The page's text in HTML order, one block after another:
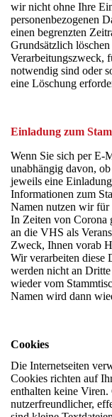
wir nicht ohne Ihre
personenbezogenen
einen begrenzten
Grundsätzlich
Verarbeitungszweck,
notwendig sind oder
eine Löschung
Einladung zum
Wenn Sie sich per E-
unabhängig davon,
jeweils eine
Informationen zum
Namen nutzen wir für
In Zeiten von Corona
an die VHS als
Zweck, Ihnen vorab
Wir verarbeiten diese
werden nicht an
wieder vom
Namen wird dann
Cookies
Die Internetseiten
Cookies richten auf
enthalten keine
nutzerfreundlicher,